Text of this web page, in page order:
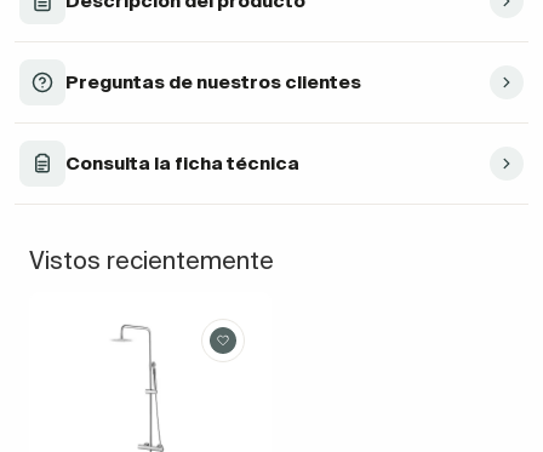
Preguntas de nuestros clientes
Consulta la ficha técnica
Vistos recientemente